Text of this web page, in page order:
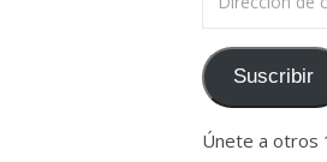
Suscribir
Únete a otros